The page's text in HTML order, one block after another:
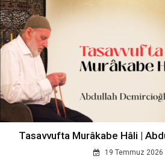
Tasavvufta Murâkabe Hâli |
19 Temmuz 2026